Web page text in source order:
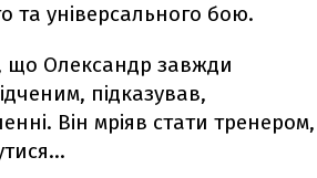
та універсального бою.
що Олександр завжди
підказував,
Він мріяв стати тренером,